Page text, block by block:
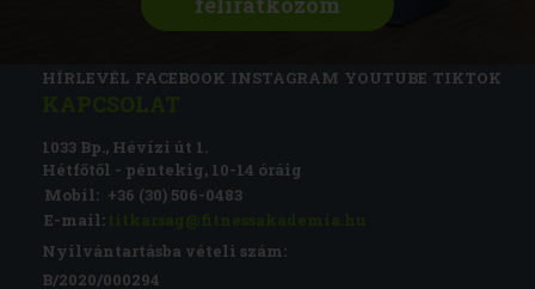
RÓLUNK MAGAZIN
CSATLAKOZZ
HÍRLEVÉL FACEBOOK INSTAGRAM YOUTUBE TIKTOK
1033 Bp., Hévízi út 1.
Hétfőtől - péntekig, 10-14 óráig
Mobil: +36 (30) 506-0483
E-mail:
Nyilvántartásba vételi szám:
B/2020/000294